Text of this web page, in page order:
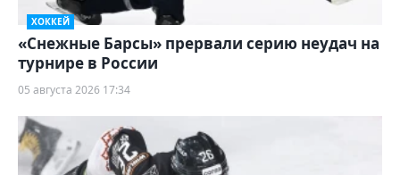
ХОККЕЙ
«Снежные Барсы» прервали серию неудач на
турнире в России
05 августа 2026 17:34